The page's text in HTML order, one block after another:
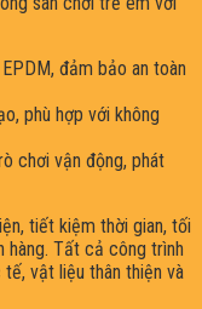
đảm bảo an toàn
phù hợp với không
chơi vận động, phát
tiết kiệm thời gian, tối
hàng. Tất cả công trình
vật liệu thân thiện và